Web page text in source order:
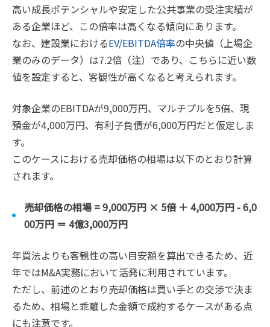
高い成長ポテンシャルや安定した公共事業の受注実績が
ある企業ほど、この倍率は高くなる傾向にあります。
なお、建設業におけるEV/EBITDA倍率の中央値（上場企
業のみのデータ）は7.2倍（注）であり、こちらに近い数
値を設定すると、客観性が高くなると考えられます。
対象企業のEBITDAが9,000万円、マルチプルを5倍、現
預金が4,000万円、有利子負債が6,000万円だと仮定しま
す。
このケースにおける売却価格の相場は以下のとおり計算
されます。
売却価格の相場 = 9,000万円 × 5倍 ＋ 4,000万円 - 6,0
00万円 ＝ 4億3,000万円
年買法よりも客観性の高い目安額を算出できるため、近
年ではM&A実務において活発に利用されています。
ただし、前述のとおり売却価格は買い手との交渉で決ま
るため、相場と乖離した金額で成約するケースがある点
にも注意です。